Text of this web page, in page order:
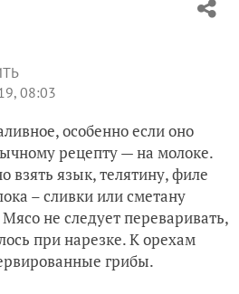
08:03
особенно если оно
рецепту — на молоке.
взять язык, телятину, филе
– сливки или сметану
не следует переваривать,
при нарезке. К орехам
грибы.